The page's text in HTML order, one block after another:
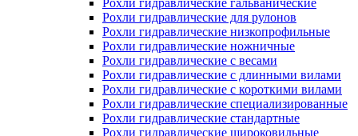
Рохли гидравлические гальванические
Рохли гидравлические для рулонов
Рохли гидравлические низкопрофильные
Рохли гидравлические ножничные
Рохли гидравлические с весами
Рохли гидравлические с длинными вилами
Рохли гидравлические с короткими вилами
Рохли гидравлические специализированные
Рохли гидравлические стандартные
Рохли гидравлические широковильные